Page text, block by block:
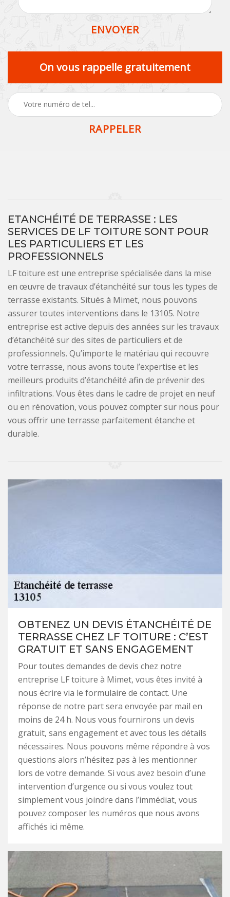
On vous rappelle gratuitement
ETANCHÉITÉ DE TERRASSE : LES
SERVICES DE LF TOITURE SONT POUR
LES PARTICULIERS ET LES
PROFESSIONNELS
LF toiture est une entreprise spécialisée dans la mise
en œuvre de travaux d’étanchéité sur tous les types de
terrasse existants. Situés à Mimet, nous pouvons
assurer toutes interventions dans le 13105. Notre
entreprise est active depuis des années sur les travaux
d’étanchéité sur des sites de particuliers et de
professionnels. Qu’importe le matériau qui recouvre
votre terrasse, nous avons toute l’expertise et les
meilleurs produits d’étanchéité afin de prévenir des
infiltrations. Vous êtes dans le cadre de projet en neuf
ou en rénovation, vous pouvez compter sur nous pour
vous offrir une terrasse parfaitement étanche et
durable.
OBTENEZ UN DEVIS ÉTANCHÉITÉ DE
TERRASSE CHEZ LF TOITURE : C’EST
GRATUIT ET SANS ENGAGEMENT
Pour toutes demandes de devis chez notre
entreprise LF toiture à Mimet, vous êtes invité à
nous écrire via le formulaire de contact. Une
réponse de notre part sera envoyée par mail en
moins de 24 h. Nous vous fournirons un devis
gratuit, sans engagement et avec tous les détails
nécessaires. Nous pouvons même répondre à vos
questions alors n’hésitez pas à les mentionner
lors de votre demande. Si vous avez besoin d’une
intervention d’urgence ou si vous voulez tout
simplement vous joindre dans l’immédiat, vous
pouvez composer les numéros que nous avons
affichés ici même.